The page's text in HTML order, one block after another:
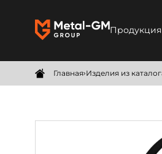
Продукция
Душевые
Мебель
Главная Изделия из